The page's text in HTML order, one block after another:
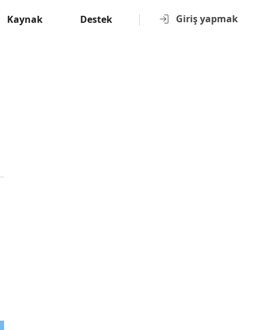
Giriş yapmak
Kaynak Destek